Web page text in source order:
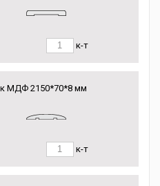
к-т
МДФ 2150*70*8 мм
к-т